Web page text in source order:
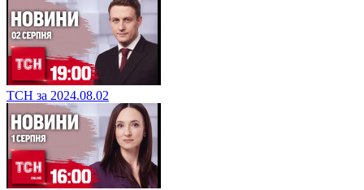
ТСН за 2024.08.02